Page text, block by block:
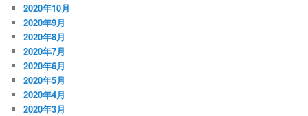
2020年10月
2020年9月
2020年8月
2020年7月
2020年6月
2020年5月
2020年4月
2020年3月